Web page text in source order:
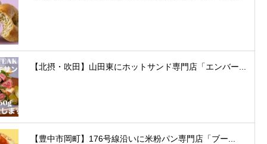
【北摂・吹田】山田東にホットサンド専門店「エンバー...
【豊中市岡町】176号線沿いに米粉パン専門店「ブー...